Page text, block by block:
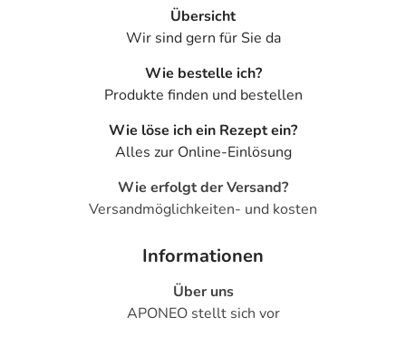
- Nierenfunktionsstörungen
- Schwäche, allgemein
- Nierenbecken- und Nierenkörperchenentzündung
(Pyelonephritis)
- Rachenentzündung
- Eosinophilie (erhöhte Anzahl an bestimmten weißen
- Schilddrüsenunterfunktion (Hypothyreose)
- Natriummangel
- Beschleunigter Puls (Tachykardie)
Übersicht
Wir sind gern für Sie da
Wie bestelle ich?
Produkte finden und bestellen
Wie löse ich ein Rezept ein?
Alles zur Online-Einlösung
Wie erfolgt der Versand?
Versandmöglichkeiten- und kosten
Informationen
Über uns
APONEO stellt sich vor